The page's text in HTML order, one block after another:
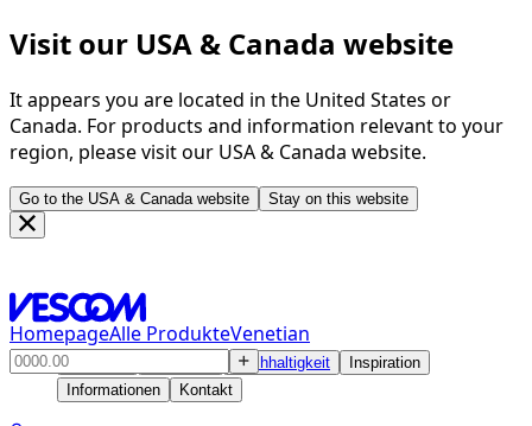
Visit our USA & Canada website
It appears you are located in the United States or
Canada. For products and information relevant to your
region, please visit our USA & Canada website.
Go to the USA & Canada website Stay on this website
HomepageAlle ProdukteVenetian
Produkte Nachhaltigkeit
Inspiration
Informationen
Kontakt